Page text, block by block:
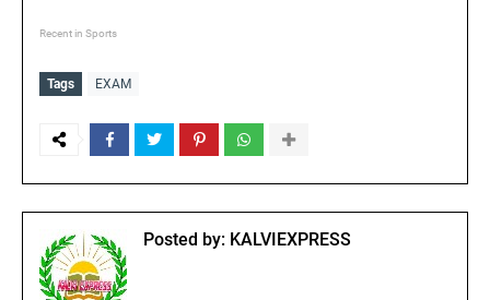
Recent in Sports
Tags EXAM
Posted by: KALVIEXPRESS